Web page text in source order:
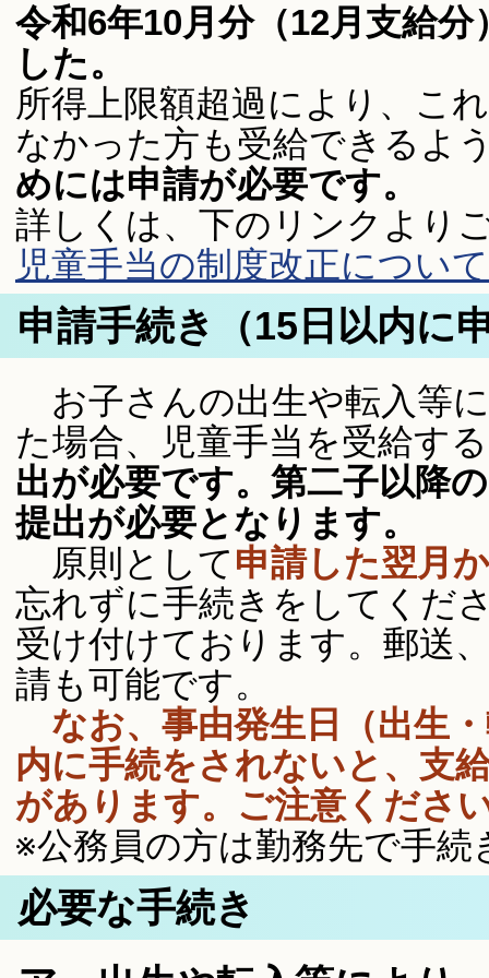
令和6年10月分（12月支給
した。
所得上限額超過により、こ
なかった方も受給できるよ
めには申請が必要です。
詳しくは、下のリンクより
児童手当の制度改正につい
申請手続き（15日以内に
お子さんの出生や転入等
た場合、児童手当を受給す
出が必要です。第二子以降
提出が必要となります。
原則として申請した翌月
忘れずに手続きをしてくだ
受け付けております。郵送
請も可能です。
なお、事由発生日（出生
内に手続をされないと、支
があります。ご注意くださ
※公務員の方は勤務先で手
必要な手続き